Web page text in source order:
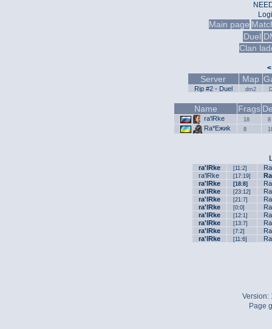
Main page
Duel
Clan
<
Server Map
Rip #2 - Duel dm2
Name Frags
ra'lRke 18 8
Ra*Ежиk 8
ra'lRke [11:2]
ra'lRke
[17:19]
ra'lRke
[18:8]
ra'lRke
[23:12]
ra'lRke
[21:7]
ra'lRke
[0:0]
ra'lRke
[12:1]
ra'lRke
[13:7]
ra'lRke
[7:2]
ra'lRke
[11:6]
Version:
Page